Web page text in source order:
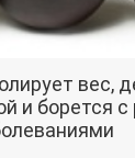
вес,
и борется